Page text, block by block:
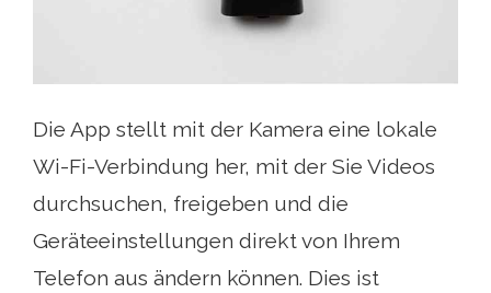
Die App stellt mit der Kamera eine lokale
Wi-Fi-Verbindung her, mit der Sie Videos
durchsuchen, freigeben und die
Geräteeinstellungen direkt von Ihrem
Telefon aus ändern können. Dies ist